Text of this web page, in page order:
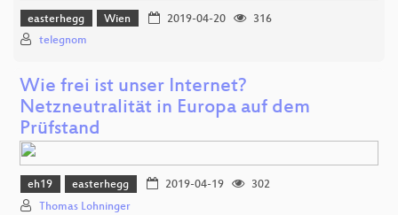
easterhegg Wien 2019-04-20
316
telegnom
Wie frei ist unser Internet?
Netzneutralität in Europa auf dem
Prüfstand
eh19 easterhegg 2019-04-19
302
Thomas Lohninger